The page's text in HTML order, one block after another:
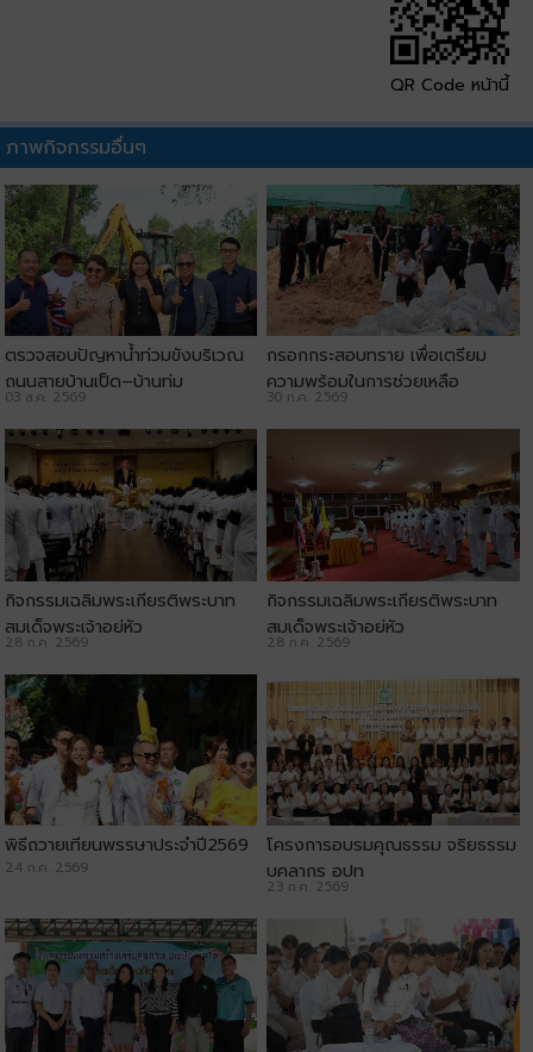
QR Code หน้านี้
ภาพกิจกรรมอื่นๆ
ตรวจสอบปัญหาน้ำท่วมขังบริเวณ
ถนนสายบ้านเป็ด–บ้านทุ่ม
03 ส.ค. 2569
กรอกกระสอบทราย เพื่อเตรียม
ความพร้อมในการช่วยเหลือ
ประชาชน
30 ก.ค. 2569
กิจกรรมเฉลิมพระเกียรติพระบาท
สมเด็จพระเจ้าอยู่หัว
28 ก.ค. 2569
กิจกรรมเฉลิมพระเกียรติพระบาท
สมเด็จพระเจ้าอยู่หัว
28 ก.ค. 2569
พิธีถวายเทียนพรรษาประจำปี2569
24 ก.ค. 2569
โครงการอบรมคุณธรรม จริยธรรม
บุคลากร อปท
23 ก.ค. 2569